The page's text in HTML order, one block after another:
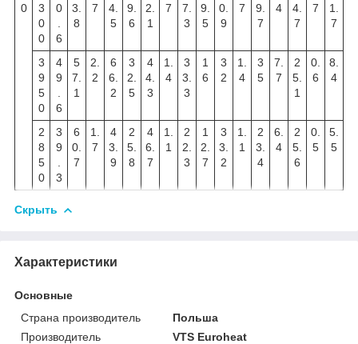
0
3
0
0
0
6
3.
8
7
4.
5
9.
6
2.
1
7
7.
3
9.
5
0.
9
7
9.
7
4
4.
7
7
1.
7
3
9
5
0
4
9
6
5
7.
1
2.
2
6
6.
2
3
2.
5
4
4.
3
1.
4
3
3.
3
1
6
3
2
1.
4
3
5
7.
7
2
5.
1
0.
6
8.
4
2
8
5
0
3
9
3
6
0.
7
1.
7
4
3.
9
2
5.
8
4
6.
7
1.
1
2
2.
3
1
2.
7
3
3.
2
1.
1
2
3.
4
6.
4
2
5.
6
0.
5
5.
5
Скрыть
Характеристики
Основные
Страна производитель
Польша
Производитель
VTS Euroheat